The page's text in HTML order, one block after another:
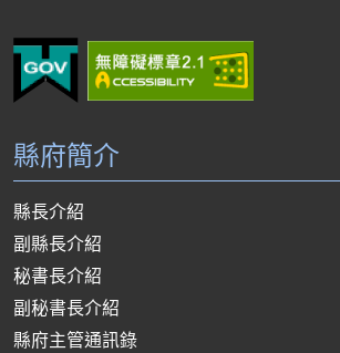
縣府簡介
縣長介紹
副縣長介紹
秘書長介紹
副秘書長介紹
縣府主管通訊錄